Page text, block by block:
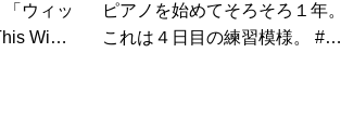
「ウィッ
Wis
ピアノを始めてそろそろ１年。
これは４日目の練習模様。 #ピ